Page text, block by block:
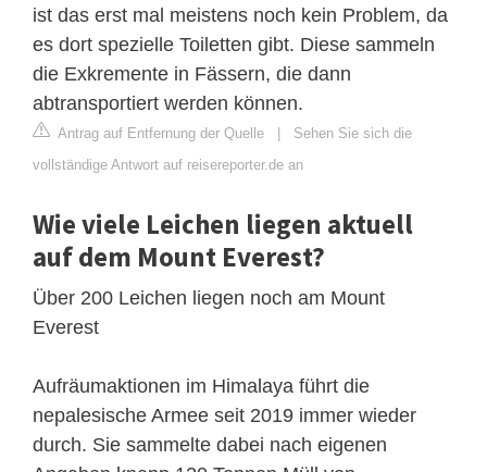
ist das erst mal meistens noch kein Problem, da
es dort spezielle Toiletten gibt. Diese sammeln
die Exkremente in Fässern, die dann
abtransportiert werden können.
Antrag auf Entfernung der Quelle | Sehen Sie sich die
vollständige Antwort auf reisereporter.de an
Wie viele Leichen liegen aktuell
auf dem Mount Everest?
Über 200 Leichen liegen noch am Mount
Everest
Aufräumaktionen im Himalaya führt die
nepalesische Armee seit 2019 immer wieder
durch. Sie sammelte dabei nach eigenen